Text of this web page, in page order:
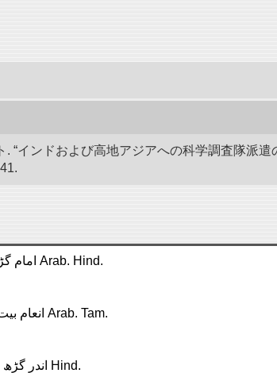
“インドおよび高地アジアへの科学調査隊派
Imāmgārh, in Sindh, Lat. 26°, Long. 69° . . . . . . . . . . . . . امام گڑھ Arab. Hind.
Ināmpét, in the Dékhan, Lat. 17°, Long. 78° . . . . . . . . . . . انعام بيت Arab. Tam.
Indargārh, in Bāndelkhánd, Lat. 25°, Long. 78° . . . . . . . . . اندر گڑھ Hind.